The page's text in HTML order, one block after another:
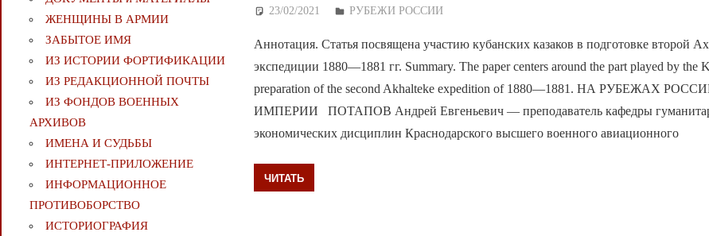
23/02/2021 Дежурный по Редакции
РУБЕЖИ РОССИИ
Аннотация. Статья посвящена участию кубанских казаков в подготовке второй
экспедиции 1880—1881 гг. Summary. The paper centers around the part played by the
preparation of the second Akhalteke expedition of 1880—1881. НА РУБЕЖАХ
ИМПЕРИИ ПОТАПОВ Андрей Евгеньевич — преподаватель кафедры
экономических дисциплин Краснодарского высшего военного авиационного
ЧИТАТЬ
ЖЕНЩИНЫ В АРМИИ
ЗАБЫТОЕ ИМЯ
ИЗ ИСТОРИИ ФОРТИФИКАЦИИ
ИЗ РЕДАКЦИОННОЙ ПОЧТЫ
ИЗ ФОНДОВ ВОЕННЫХ
АРХИВОВ
ИМЕНА И СУДЬБЫ
ИНТЕРНЕТ-ПРИЛОЖЕНИЕ
ИНФОРМАЦИОННОЕ
ПРОТИВОБОРСТВО
ИСТОРИОГРАФИЯ